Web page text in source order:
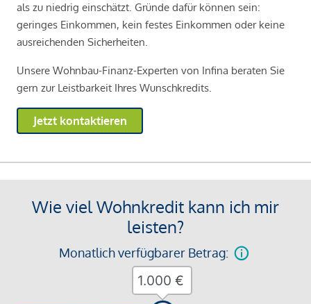
als zu niedrig einschätzt. Gründe dafür können sein:
geringes Einkommen, kein festes Einkommen oder keine
ausreichenden Sicherheiten.
Unsere Wohnbau-Finanz-Experten von Infina beraten Sie
gern zur Leistbarkeit Ihres Wunschkredits.
Jetzt kontaktieren
Wie viel Wohnkredit kann ich mir
leisten?
Monatlich verfügbarer Betrag:
€